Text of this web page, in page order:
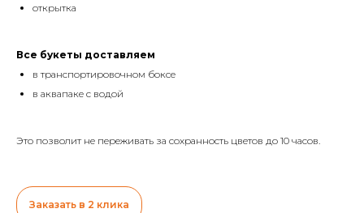
открытка
Все букеты доставляем
в транспортировочном боксе
в аквапаке с водой
Это позволит не переживать за сохранность цветов до 10 часов.
Заказать в 2 клика